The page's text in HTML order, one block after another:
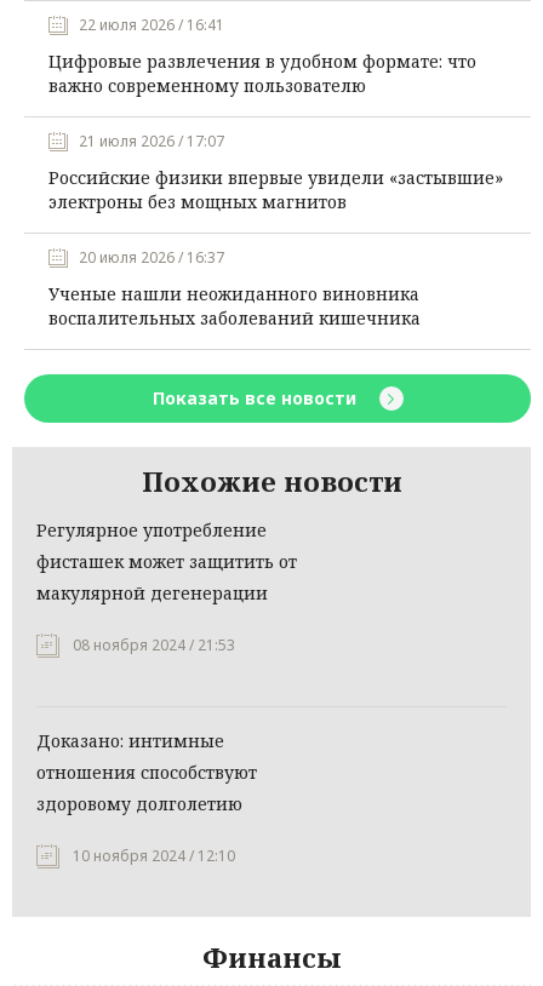
22 июля 2026 / 16:41
Цифровые развлечения в удобном формате: что
важно современному пользователю
21 июля 2026 / 17:07
Российские физики впервые увидели «застывшие»
электроны без мощных магнитов
20 июля 2026 / 16:37
Ученые нашли неожиданного виновника
воспалительных заболеваний кишечника
Показать все новости
Похожие новости
Регулярное употребление
фисташек может защитить от
макулярной дегенерации
08 ноября 2024 / 21:53
Доказано: интимные
отношения способствуют
здоровому долголетию
10 ноября 2024 / 12:10
Финансы